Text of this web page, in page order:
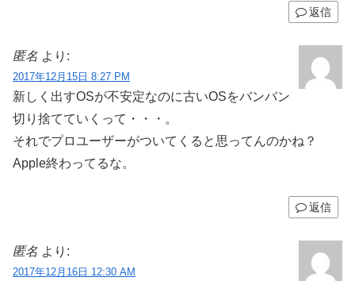
返信
匿名 より:
2017年12月15日 8:27 PM
新しく出すOSが不安定なのに古いOSをバンバン
切り捨てていくって・・・。
それでプロユーザーがついてくると思ってんのかね？
Apple終わってるな。
返信
匿名 より:
2017年12月16日 12:30 AM